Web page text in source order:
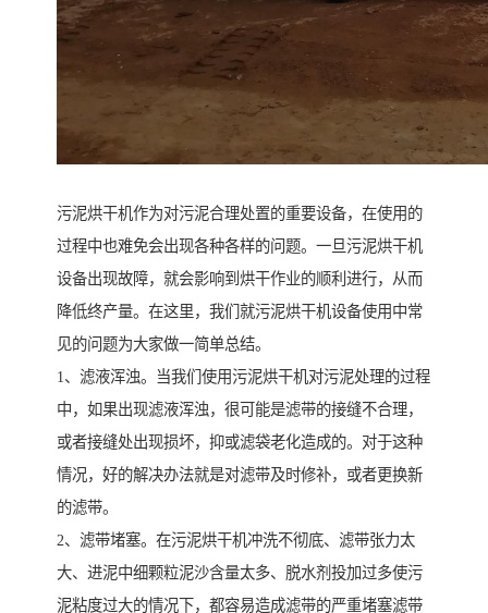
污泥烘干机作为对污泥合理处置的重要设备，在使用的
过程中也难免会出现各种各样的问题。一旦污泥烘干机
设备出现故障，就会影响到烘干作业的顺利进行，从而
降低终产量。在这里，我们就污泥烘干机设备使用中常
见的问题为大家做一简单总结。
1、滤液浑浊。当我们使用污泥烘干机对污泥处理的过程
中，如果出现滤液浑浊，很可能是滤带的接缝不合理，
或者接缝处出现损坏，抑或滤袋老化造成的。对于这种
情况，好的解决办法就是对滤带及时修补，或者更换新
的滤带。
2、滤带堵塞。在污泥烘干机冲洗不彻底、滤带张力太
大、进泥中细颗粒泥沙含量太多、脱水剂投加过多使污
泥粘度过大的情况下，都容易造成滤带的严重堵塞滤带